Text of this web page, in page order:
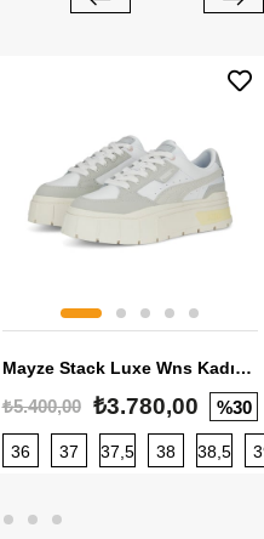
40 40,5 41 42 42,5
Mayze Stack Luxe Wns Kadın Sneaker
₺5.400,00 ₺3.780,00 %30
36 37 37,5 38 38,5